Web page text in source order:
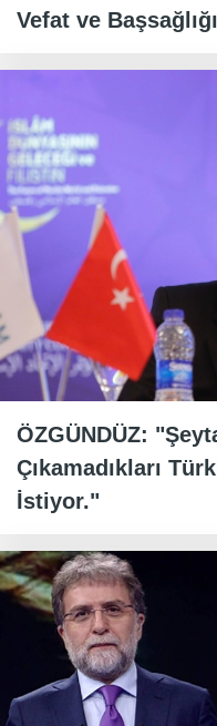
Vefat ve Başsağlığı
ÖZGÜNDÜZ:
Çıkamadıkları
İstiyor."